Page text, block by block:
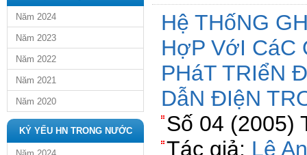
Năm 2024
Năm 2023
Năm 2022
Năm 2021
Năm 2020
KỶ YẾU HN TRONG NƯỚC
Hệ THốNG
HợP VớI CáC
PHáT TRIểN
DẫN ĐIệN
Số 04 (2005)
Tác giả: Lê